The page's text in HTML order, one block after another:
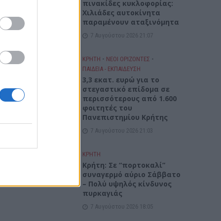
μιας
πινακίδες κυκλοφορίας:
Χιλιάδες αυτοκίνητα
παραμένουν αταξινόμητα
7 Αυγούστου 2026 21:07
ΚΡΗΤΗ • ΝΕΟΙ ΟΡΙΖΟΝΤΕΣ •
ΠΑΙΔΕΙΑ - ΕΚΠΑΙΔΕΥΣΗ
3,3 εκατ. ευρώ για το
στεγαστικό επίδομα σε
περισσότερους από 1.600
φοιτητές του
Πανεπιστημίου Κρήτης
7 Αυγούστου 2026 21:03
ΚΡΗΤΗ
Κρήτη: Σε “πορτοκαλί”
συναγερμό αύριο Σάββατο
– Πολύ υψηλός κίνδυνος
πυρκαγιάς
7 Αυγούστου 2026 18:05